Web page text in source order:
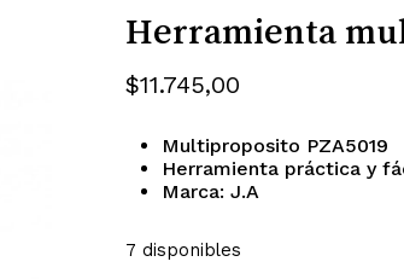
Herramienta
$11.745,00
Multiproposito PZA5019
Herramienta práctica y
Marca: J.A
7 disponibles